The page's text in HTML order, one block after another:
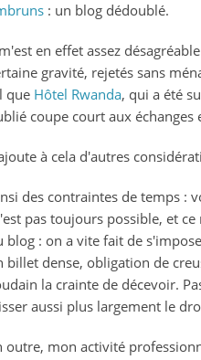
: un blog dédoublé.
en effet assez
gravité, rejetés sans
que Hôtel Rwanda, qui a été
coupe court aux échanges
à cela d'autres
des contraintes de temps :
pas toujours possible, et
blog : on a vite fait de
billet dense, obligation de
la crainte de décevoir.
aussi plus largement le
outre, mon activité